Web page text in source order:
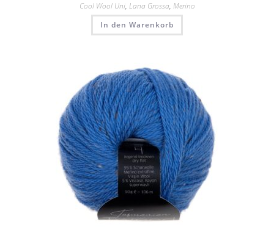
Cool Wool Uni, Lana Grossa, Merino
In den Warenkorb